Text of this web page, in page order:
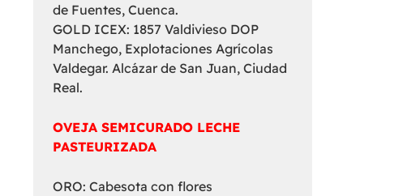
de Fuentes, Cuenca.
GOLD ICEX: 1857 Valdivieso DOP
Manchego, Explotaciones Agrícolas
Valdegar. Alcázar de San Juan, Ciudad
Real.
OVEJA SEMICURADO LECHE
PASTEURIZADA
ORO: Cabesota con flores